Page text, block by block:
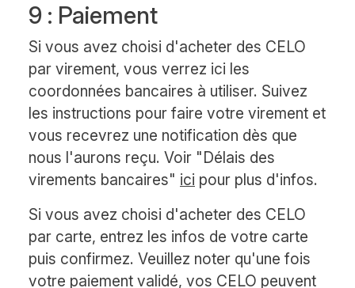
9 : Paiement
Si vous avez choisi d'acheter des CELO
par virement, vous verrez ici les
coordonnées bancaires à utiliser. Suivez
les instructions pour faire votre virement et
vous recevrez une notification dès que
nous l'aurons reçu. Voir "Délais des
virements bancaires" ici pour plus d'infos.
Si vous avez choisi d'acheter des CELO
par carte, entrez les infos de votre carte
puis confirmez. Veuillez noter qu'une fois
votre paiement validé, vos CELO peuvent